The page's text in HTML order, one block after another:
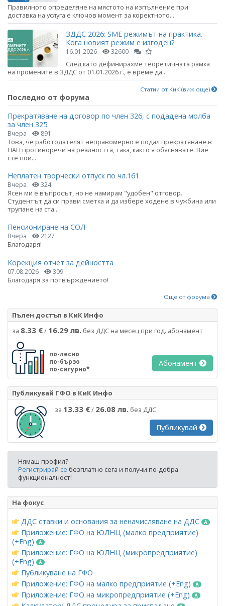
Правилното определяне на мястото на изпълнение при
доставка на услуга е ключов момент за коректното...
ЗДДС 2026: SME режимът на практика.
Кога новият режим е изгоден?
16.01.2026 32600
След като дефинирахме теоретичната рамка
на промените в ЗДДС от 01.01.2026 г., е време да...
Статии от КиК (виж още)
Последно от форума
Прекратяване на договор по член 326, с подадена молба
за член 325.
Вчера 891
Това, че работодателят неправомерно е подал прекратяване в
НАП противоречи на реалността, така, както я обяснявате. Вие
сте пои...
Неплатен творчески отпуск по чл.161
Вчера 324
Ясен ми е въпросът, но не намирам "удобен" отговор.
Студентът да си прави сметка и да избере ходене в чужбина или
трупане на ста...
Пенсиониране на СОЛ
Вчера 2127
Благодаря!
Корекция отчет за дейността
07.08.2026 309
Благодаря за потвърждението!
Още от форума
Пълен достъп в КиК Инфо
за 8.33 €/ 16.29 лв. без ДДС на месец при год. абонамент
по-лесно
по-бързо
по-сигурно*
Абонамент
Публикувай ГФО в КиК Инфо
за 13.33 €/ 26.08 лв. без ДДС
Публикувай
Нямаш профил?
Регистрирай се безплатно сега и получи по-добра
функционалност!
На фокус
ДДС ставки и основания за неначисляване на ДДС
Приложение: ГФО на ЮЛНЦ (малко предприятие)
(+Eng)
Приложение: ГФО на ЮЛНЦ (микропредприятие)
(+Eng)
Публикуване на ГФО
Приложение: ГФО на малко предприятие (+Eng)
Приложение: ГФО на микропредприятие (+Eng)